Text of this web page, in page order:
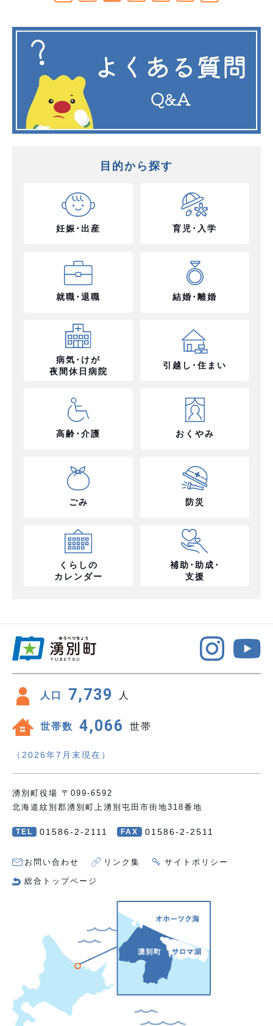
目的から探す
妊娠･出産 育児･入学
就職･退職 結婚･離婚
病気･けが
夜間休日病院
引越し･住まい
高齢･介護 おくやみ
ごみ 防災
くらしの
カレンダー
補助･助成･
支援
人口 7,739 人
世帯数 4,066 世帯
（2026年7月末現在）
湧別町役場 〒099-6592
北海道紋別郡湧別町上湧別屯田市街地318番地
TEL 01586-2-2111 FAX 01586-2-2511
お問い合わせ リンク集 サイトポリシー
総合トップページ